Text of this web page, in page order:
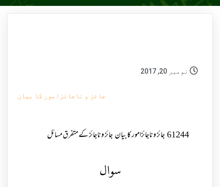
نومبر 20, 2017
جائز و ناجائزامور کا بیان
61244جائز و ناجائزامور کا بیان جائز و ناجائز کے متفرق مسائل
سوال